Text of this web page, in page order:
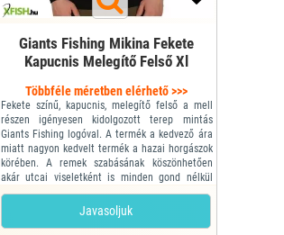
Giants Fishing Mikina Fekete
Kapucnis Melegítő Felső Xl
Többféle méretben elérhető >>>
Fekete színű, kapucnis, melegítő felső a mell
részen igényesen kidolgozott terep mintás
Giants Fishing logóval. A termék a kedvező ára
miatt nagyon kedvelt termék a hazai horgászok
körében. A remek szabásának köszönhetően
akár utcai viseletként is minden gond nélkül
használható.
Javasoljuk